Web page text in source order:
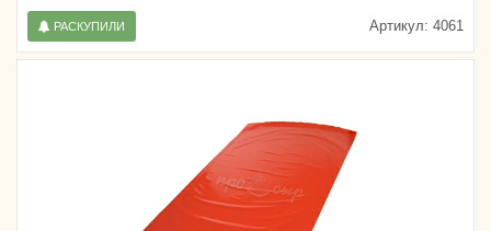
Артикул: 4061
РАСКУПИЛИ